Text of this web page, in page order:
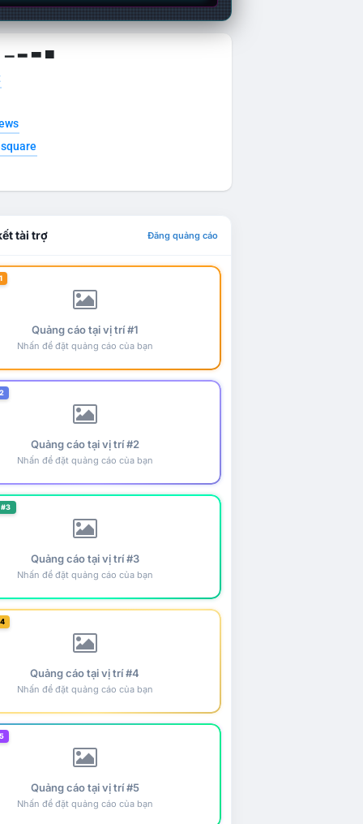
▁ ▂ ▃ ▄
tài trợ Đăng quảng cáo
Quảng cáo tại vị trí #1
Nhấn để đặt quảng cáo của bạn
Quảng cáo tại vị trí #2
Nhấn để đặt quảng cáo của bạn
Quảng cáo tại vị trí #3
Nhấn để đặt quảng cáo của bạn
Quảng cáo tại vị trí #4
Nhấn để đặt quảng cáo của bạn
Quảng cáo tại vị trí #5
Nhấn để đặt quảng cáo của bạn